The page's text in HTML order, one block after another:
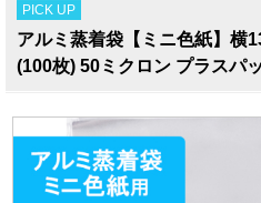
PICK UP
アルミ蒸着袋【ミニ色紙】横
(100枚) 50ミクロン プラスパ